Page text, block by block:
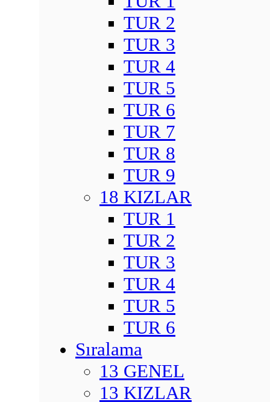
TUR 2
TUR 3
TUR 4
TUR 5
TUR 6
TUR 7
TUR 8
TUR 9
18 KIZLAR
TUR 1
TUR 2
TUR 3
TUR 4
TUR 5
TUR 6
Sıralama
13 GENEL
13 KIZLAR